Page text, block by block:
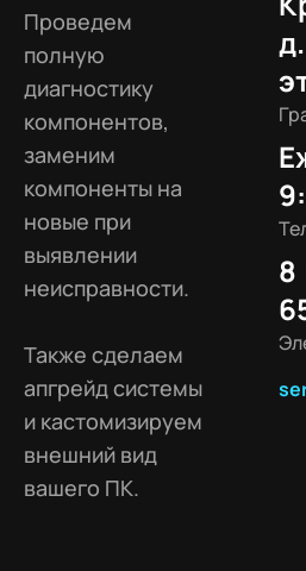
Проведем
полную
диагностику
компонентов,
заменим
компоненты на
новые при
выявлении
неисправности.
Также сделаем
апгрейд системы
и кастомизируем
внешний вид
вашего ПК.
8